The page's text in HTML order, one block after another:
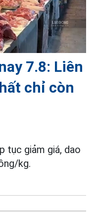
7.8: Liên
chỉ còn
tục giảm giá, dao
kg.